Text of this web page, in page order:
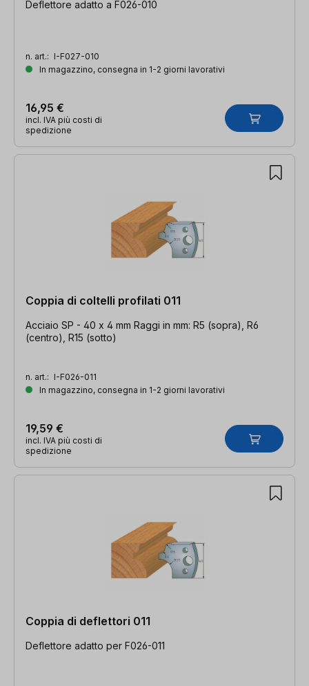
Deflettore adatto a F026-010
n. art.: I-F027-010
In magazzino, consegna in 1-2 giorni lavorativi
16,95 €
incl. IVA più costi di
spedizione
Coppia di coltelli profilati 011
Acciaio SP - 40 x 4 mm Raggi in mm: R5 (sopra), R6
(centro), R15 (sotto)
n. art.: I-F026-011
In magazzino, consegna in 1-2 giorni lavorativi
19,59 €
incl. IVA più costi di
spedizione
Coppia di deflettori 011
Deflettore adatto per F026-011